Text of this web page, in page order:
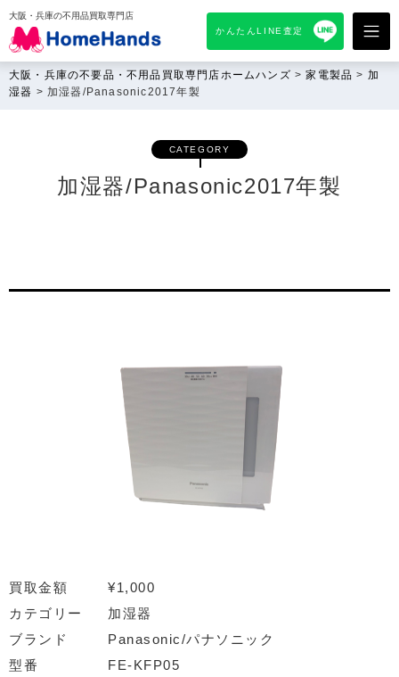
大阪・兵庫の不用品買取専門店
かんたんLINE査定
大阪・兵庫の不要品・不用品買取専門店ホームハンズ >家電製品 > 加
湿器 >加湿器/Panasonic2017年製
CATEGORY
加湿器/Panasonic2017年製
買取金額
¥1,000
カテゴリー
加湿器
ブランド
Panasonic/パナソニック
型番
FE-KFP05